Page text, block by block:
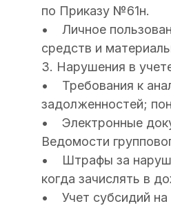
по Приказу №61н.
• Личное
средств и
3. Нарушения в
• Требования к
задолженностей;
• Электронные
Ведомости
• Штрафы за
когда зачислять в
• Учет субсидий на